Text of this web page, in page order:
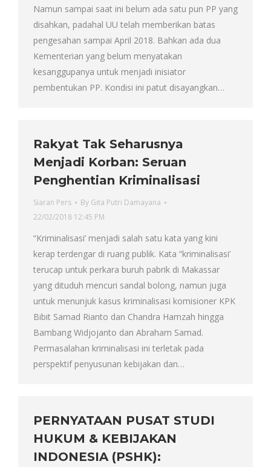
Namun sampai saat ini belum ada satu pun PP yang
disahkan, padahal UU telah memberikan batas
pengesahan sampai April 2018. Bahkan ada dua
Kementerian yang belum menyatakan
kesanggupanya untuk menjadi inisiator
pembentukan PP. Kondisi ini patut disayangkan…
Rakyat Tak Seharusnya
Menjadi Korban: Seruan
Penghentian Kriminalisasi
Siaran Pers By Gita Putri Damayana
22/02/2018 12:45 PM
“Kriminalisasi’ menjadi salah satu kata yang kini
kerap terdengar di ruang publik. Kata “kriminalisasi’
terucap untuk perkara buruh pabrik di Makassar
yang dituduh mencuri sandal bolong, namun juga
untuk menunjuk kasus kriminalisasi komisioner KPK
Bibit Samad Rianto dan Chandra Hamzah hingga
Bambang Widjojanto dan Abraham Samad.
Permasalahan kriminalisasi ini terletak pada
perspektif penyusunan kebijakan dan…
PERNYATAAN PUSAT STUDI
HUKUM & KEBIJAKAN
INDONESIA (PSHK):